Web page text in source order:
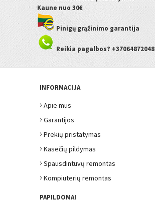
Kaune nuo 30€
Pinigų grąžinimo garantija
Reikia pagalbos? +37064872048
INFORMACIJA
› Apie mus
› Garantijos
› Prekių pristatymas
› Kasečių pildymas
› Spausdintuvų remontas
› Kompiuterių remontas
PAPILDOMAI